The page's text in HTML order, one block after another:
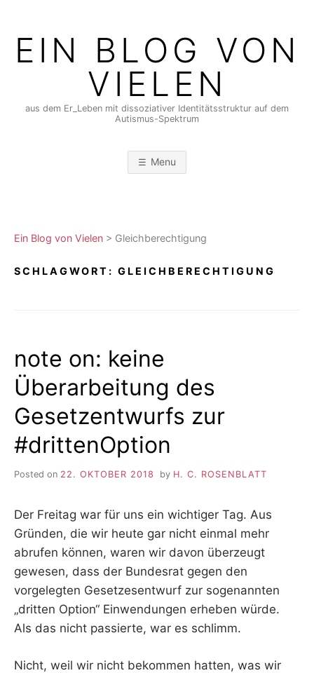
contentEIN BLOG VON
VIELEN
aus dem Er_Leben mit dissoziativer Identitätsstruktur auf dem
Autismus-Spektrum
Menu
Ein Blog von Vielen > Gleichberechtigung
SCHLAGWORT: GLEICHBERECHTIGUNG
note on: keine
Überarbeitung des
Gesetzentwurfs zur
#drittenOption
Posted on 22. OKTOBER 2018 by H. C. ROSENBLATT
Der Freitag war für uns ein wichtiger Tag. Aus
Gründen, die wir heute gar nicht einmal mehr
abrufen können, waren wir davon überzeugt
gewesen, dass der Bundesrat gegen den
vorgelegten Gesetzesentwurf zur sogenannten
„dritten Option“ Einwendungen erheben würde.
Als das nicht passierte, war es schlimm.
Nicht, weil wir nicht bekommen hatten, was wir